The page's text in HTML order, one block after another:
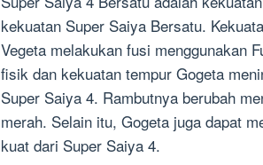
kekuatan Super Saiya Bersatu.
Vegeta melakukan fusi menggunakan
fisik dan kekuatan tempur Gogeta
Super Saiya 4. Rambutnya berubah
merah. Selain itu, Gogeta juga dapat
kuat dari Super Saiya 4.